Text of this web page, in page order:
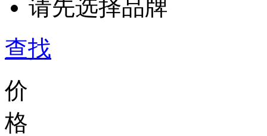
请先选择品牌
查找
价
格